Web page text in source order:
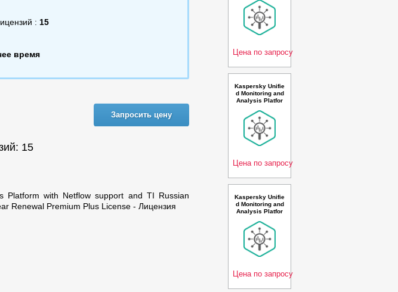
: 15
время
Запросить цену
15
Platform with Netflow support and TI Russian
Renewal Premium Plus License - Лицензия
mpatible with Net
flow support Rus
sian Edition. 100
0-1499 * 100 eve
nts per second 2
Цена по запросу
Kaspersky Unifie
d Monitoring and
Analysis Platfor
mpatible with Net
flow support and
AI Russian Editio
n. 100-149 * 100
events per seco
Цена по запросу
Kaspersky Unifie
d Monitoring and
Analysis Platfor
mpatible with Net
flow, TI and AI R
ussian Edition. 2
5-49 * 100 event
s per second 1 y
Цена по запросу